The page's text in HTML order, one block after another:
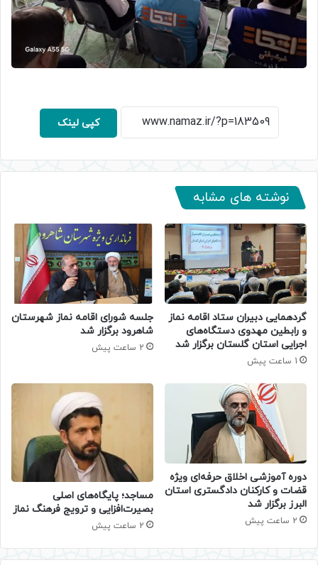
کپی لینک
نوشته های مشابه
گردهمایی دبیران ستاد اقامه نماز
و رابطین مهدوی دستگاه‌های
اجرایی استان گلستان برگزار شد
1 ساعت پیش
جلسه شورای اقامه نماز شهرستان
شاهرود برگزار شد
2 ساعت پیش
دوره آموزشی اخلاق حرفه‌ای ویژه
قضات و کارکنان دادگستری استان
البرز برگزار شد
2 ساعت پیش
​مساجد؛ پایگاه‌های اصلی
بصیرت‌افزایی و ترویج فرهنگ نماز
2 ساعت پیش